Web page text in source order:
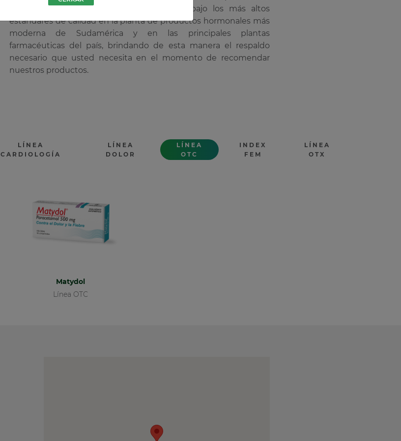
vida”, nuestros productos son elaborados bajo los más altos
estándares de calidad en la planta de productos hormonales más
moderna de Sudamérica y en las principales plantas
farmacéuticas del país, brindando de esta manera el respaldo
necesario que usted necesita en el momento de recomendar
nuestros productos.
LÍNEA
CARDIOLOGÍA
LÍNEA
DOLOR
LÍNEA
OTC
INDEX
FEM
LÍNEA
OTX
Matydol
Línea OTC